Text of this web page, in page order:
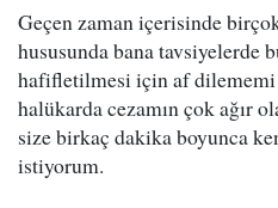
Geçen zaman içerisinde
hususunda bana tavsiyelerde
hafifletilmesi için af dilememi
halükarda cezamın çok ağır
size birkaç dakika boyunca
istiyorum.